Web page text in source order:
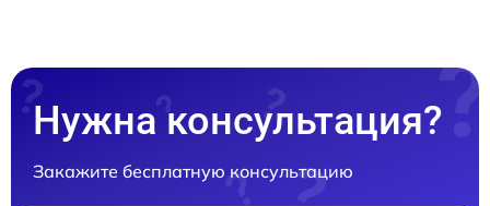
Нужна консультация?
Закажите бесплатную консультацию